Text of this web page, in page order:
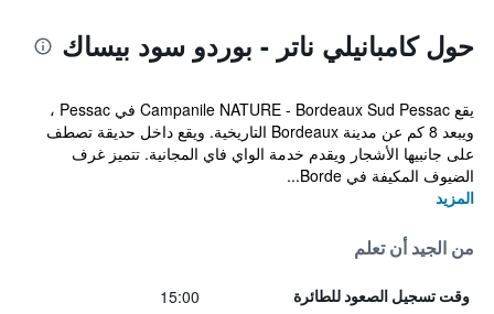
حول كامبانيلي ناتر - بوردو سود بيساك
يقع Campanile NATURE - Bordeaux Sud Pessac في Pessac ،
ويبعد 8 كم عن مدينة Bordeaux التاريخية. ويقع داخل حديقة تصطف
على جانبيها الأشجار ويقدم خدمة الواي فاي المجانية. تتميز غرف
الضيوف المكيفة في Borde...
المزيد
من الجيد أن تعلم
وقت تسجيل الصعود للطائرة 15:00